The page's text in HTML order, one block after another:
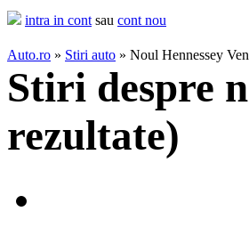
intra in cont sau cont nou
Auto.ro » Stiri auto » Noul Hennessey
Stiri despre
rezultate)